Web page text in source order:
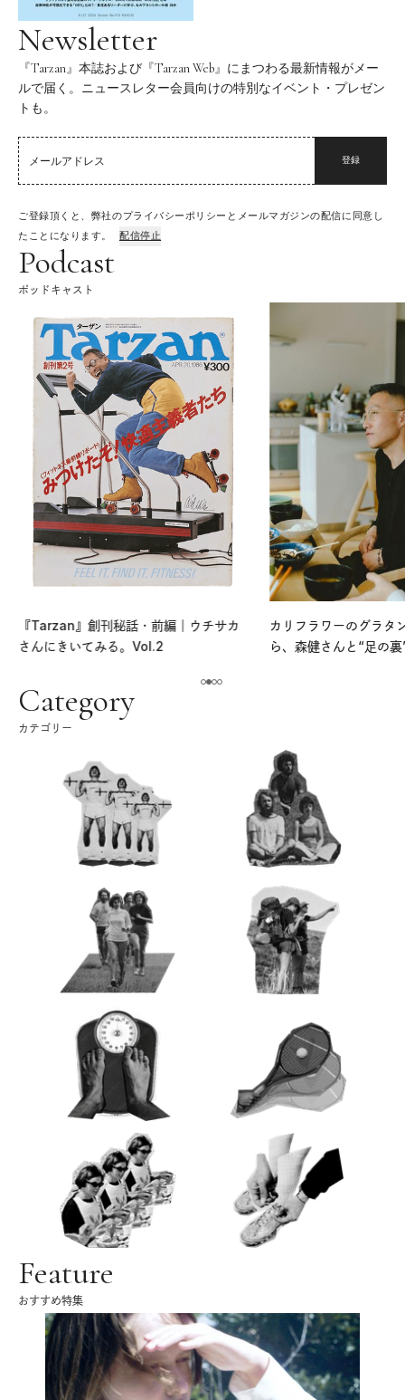
Newsletter
『Tarzan』本誌および『Tarzan Web』にまつわる最新情報がメー
ルで届く。ニュースレター会員向けの特別なイベント・プレゼン
トも。
登録
ご登録頂くと、弊社のプライバシーポリシーとメールマガジンの配信に同意し
たことになります。
配信停止
Podcast
ポッドキャスト
『Tarzan』創刊秘話・前編｜ウチサカ
さんにきいてみる。Vol.2
カリフラワーのグラタ
ら、森健さんと“足の
Category
カテゴリー
Feature
おすすめ特集